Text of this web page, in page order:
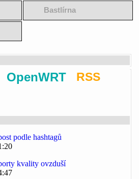
Bastlírna
OpenWRT RSS
podle hashtagů
kvality ovzduší